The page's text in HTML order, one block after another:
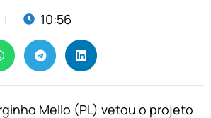
10:56
Mello (PL) vetou o projeto